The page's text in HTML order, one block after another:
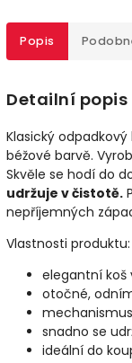
Popis
Detailní
Klasický odpadkový
béžové barvě.
Skvěle se hodí do
udržuje v čistotě.
nepříjemných
Vlastnosti produktu:
elegantní koš
otočné,
snadno se
ideální do